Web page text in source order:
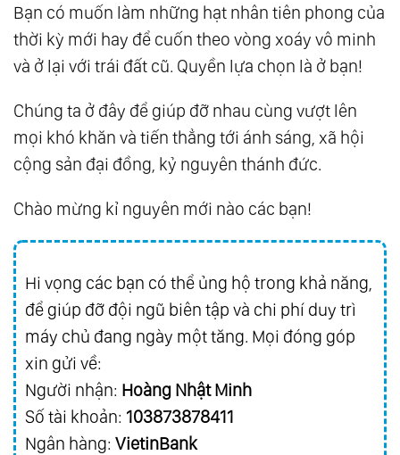
Bạn có muốn làm những hạt nhân tiên phong của
thời kỳ mới hay để cuốn theo vòng xoáy vô minh
và ở lại với trái đất cũ. Quyền lựa chọn là ở bạn!
Chúng ta ở đây để giúp đỡ nhau cùng vượt lên
mọi khó khăn và tiến thẳng tới ánh sáng, xã hội
cộng sản đại đồng, kỷ nguyên thánh đức.
Chào mừng kỉ nguyên mới nào các bạn!
Hi vọng các bạn có thể ủng hộ trong khả năng,
để giúp đỡ đội ngũ biên tập và chi phí duy trì
máy chủ đang ngày một tăng. Mọi đóng góp
xin gửi về:
Người nhận: Hoàng Nhật Minh
Số tài khoản: 103873878411
Ngân hàng: VietinBank